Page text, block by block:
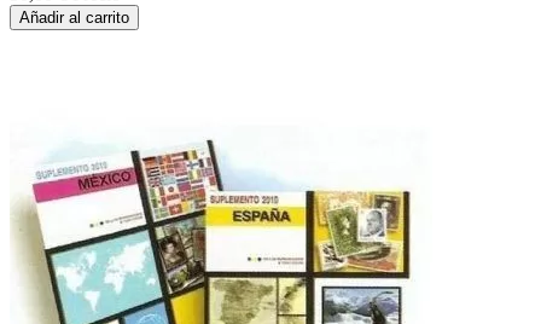
Añadir al carrito